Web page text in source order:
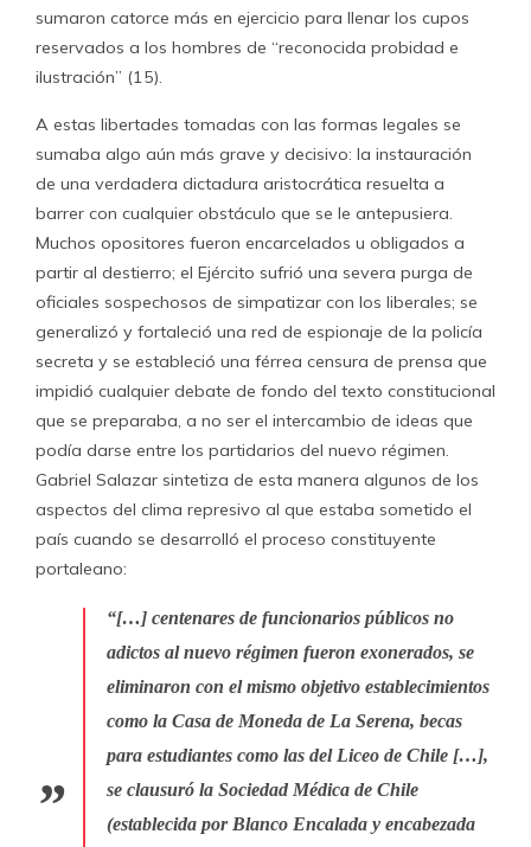
sumaron catorce más en ejercicio para llenar los cupos
reservados a los hombres de “reconocida probidad e
ilustración” (15).
A estas libertades tomadas con las formas legales se
sumaba algo aún más grave y decisivo: la instauración
de una verdadera dictadura aristocrática resuelta a
barrer con cualquier obstáculo que se le antepusiera.
Muchos opositores fueron encarcelados u obligados a
partir al destierro; el Ejército sufrió una severa purga de
oficiales sospechosos de simpatizar con los liberales; se
generalizó y fortaleció una red de espionaje de la policía
secreta y se estableció una férrea censura de prensa que
impidió cualquier debate de fondo del texto constitucional
que se preparaba, a no ser el intercambio de ideas que
podía darse entre los partidarios del nuevo régimen.
Gabriel Salazar sintetiza de esta manera algunos de los
aspectos del clima represivo al que estaba sometido el
país cuando se desarrolló el proceso constituyente
portaleano:
“[…] centenares de funcionarios públicos no
adictos al nuevo régimen fueron exonerados, se
eliminaron con el mismo objetivo establecimientos
como la Casa de Moneda de La Serena, becas
para estudiantes como las del Liceo de Chile […],
se clausuró la Sociedad Médica de Chile
(establecida por Blanco Encalada y encabezada